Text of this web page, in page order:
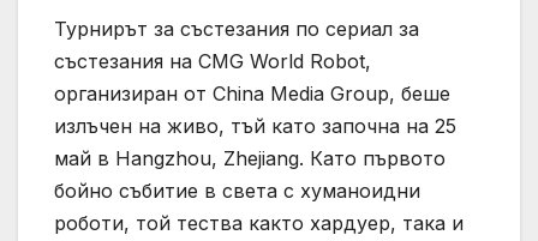
Турнирът за състезания по сериал за
състезания на CMG World Robot,
организиран от China Media Group, беше
излъчен на живо, тъй като започна на 25
май в Hangzhou, Zhejiang. Като първото
бойно събитие в света с хуманоидни
роботи, той тества както хардуер, така и